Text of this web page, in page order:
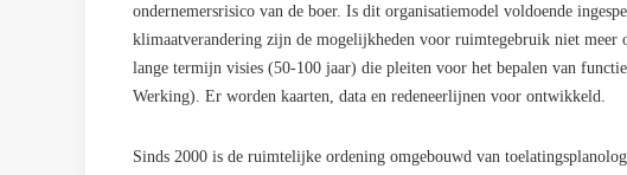
ondernemersrisico van de boer. Is dit organisatiemodel voldoende
klimaatverandering zijn de mogelijkheden voor ruimtegebruik niet meer
lange termijn visies (50-100 jaar) die pleiten voor het bepalen van
Werking). Er worden kaarten, data en redeneerlijnen voor ontwikkeld.
Sinds 2000 is de ruimtelijke ordening omgebouwd van